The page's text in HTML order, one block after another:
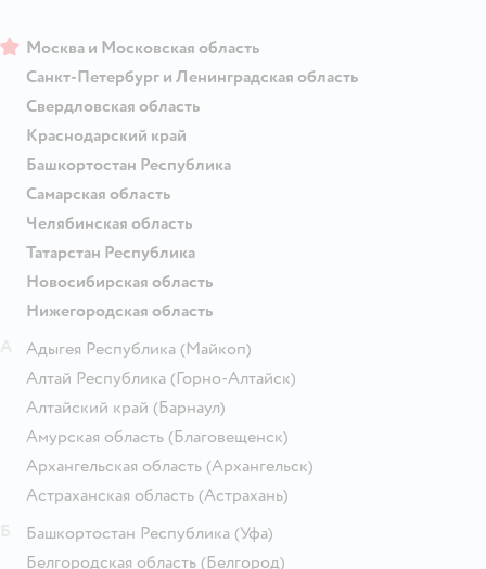
Москва и Московская область
Санкт-Петербург и Ленинградская область
Свердловская область
Краснодарский край
Башкортостан Республика
Самарская область
Челябинская область
Татарстан Республика
Новосибирская область
Нижегородская область
Адыгея Республика (Майкоп)
Алтай Республика (Горно-Алтайск)
Алтайский край (Барнаул)
Амурская область (Благовещенск)
Архангельская область (Архангельск)
Астраханская область (Астрахань)
Башкортостан Республика (Уфа)
Белгородская область (Белгород)